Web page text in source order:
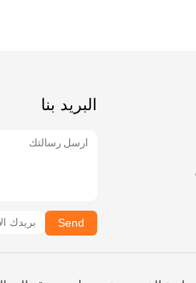
البريد بنا
Send